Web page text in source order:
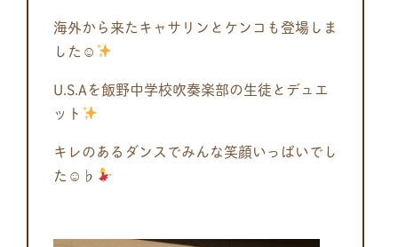
海外から来たキャサリンとケンコも登場しま
した☺
U.S.Aを飯野中学校吹奏楽部の生徒とデュエ
ット
キレのあるダンスでみんな笑顔いっぱいでし
た☺♭